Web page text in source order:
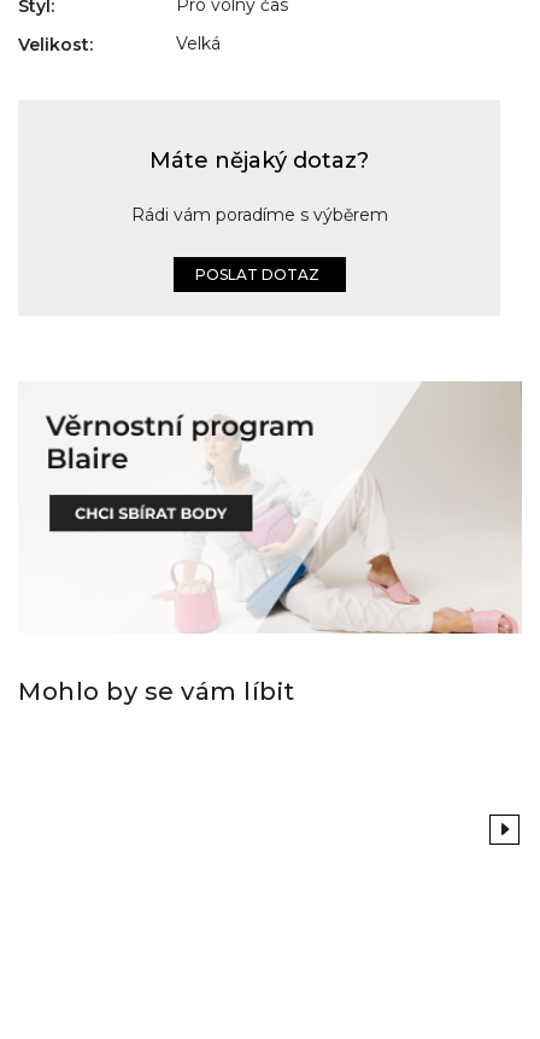
Styl :
Pro volný čas
Velikost: Velká
Máte nějaký dotaz?
Rádi vám poradíme s výběrem
POSLAT DOTAZ
Mohlo by se vám líbit
Previous
Next